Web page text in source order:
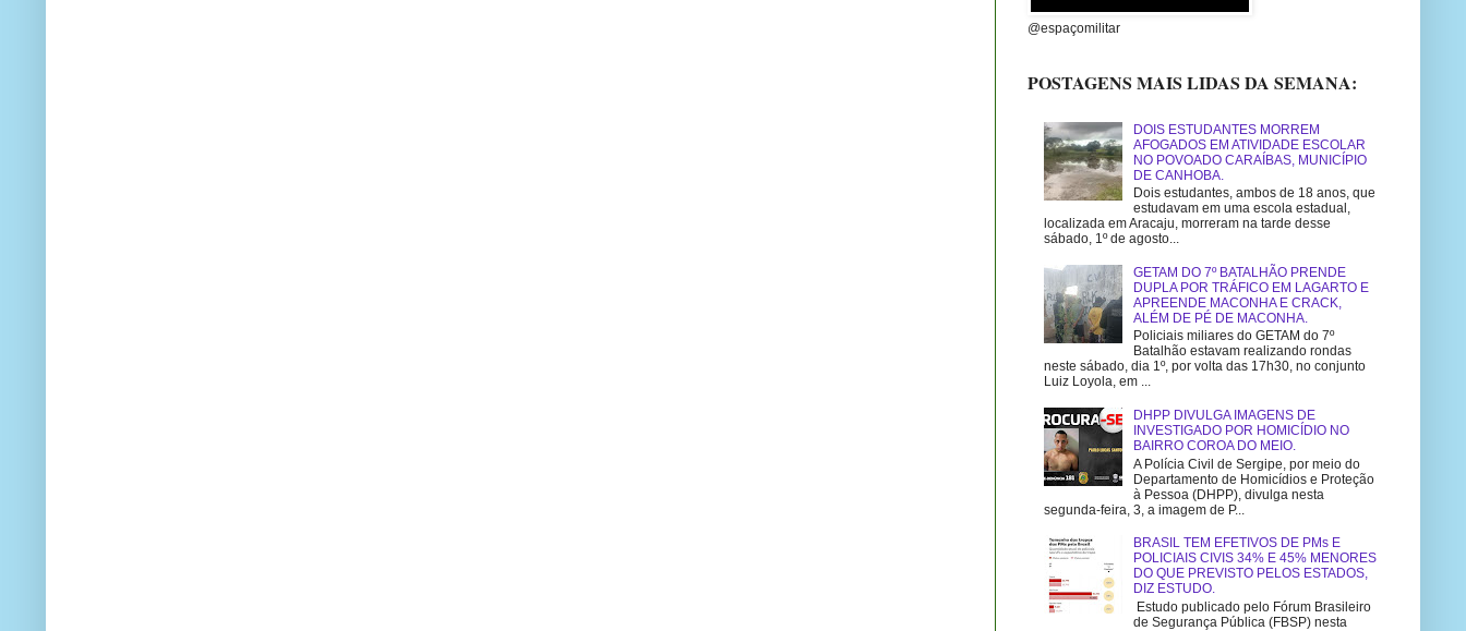
@espaçomilitar
POSTAGENS MAIS LIDAS DA SEMANA:
DOIS ESTUDANTES MORREM
AFOGADOS EM ATIVIDADE ESCOLAR
NO POVOADO CARAÍBAS, MUNICÍPIO
DE CANHOBA.
Dois estudantes, ambos de 18 anos, que
estudavam em uma escola estadual,
localizada em Aracaju, morreram na tarde desse
sábado, 1º de agosto...
GETAM DO 7º BATALHÃO PRENDE
DUPLA POR TRÁFICO EM LAGARTO E
APREENDE MACONHA E CRACK,
ALÉM DE PÉ DE MACONHA.
Policiais miliares do GETAM do 7º
Batalhão estavam realizando rondas
neste sábado, dia 1º, por volta das 17h30, no conjunto
Luiz Loyola, em ...
DHPP DIVULGA IMAGENS DE
INVESTIGADO POR HOMICÍDIO NO
BAIRRO COROA DO MEIO.
A Polícia Civil de Sergipe, por meio do
Departamento de Homicídios e Proteção
à Pessoa (DHPP), divulga nesta
segunda-feira, 3, a imagem de P...
BRASIL TEM EFETIVOS DE PMs E
POLICIAIS CIVIS 34% E 45% MENORES
DO QUE PREVISTO PELOS ESTADOS,
DIZ ESTUDO.
Estudo publicado pelo Fórum Brasileiro
de Segurança Pública (FBSP) nesta